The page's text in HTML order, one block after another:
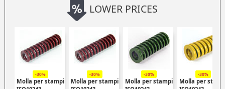
LOWER PRICES
-30%
Molla per stampi
-30%
Molla per stampi
-30%
Molla per stampi
-30%
Molla per